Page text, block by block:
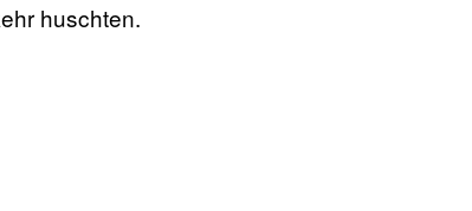
huschten.